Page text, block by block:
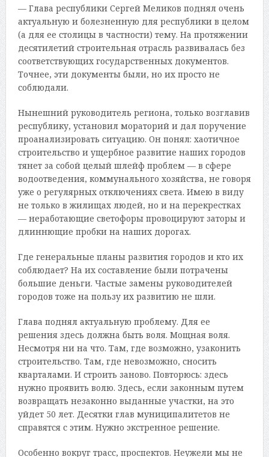
— Глава республики Сергей Меликов поднял очень
актуальную и болезненную для республики в целом
(а для ее столицы в частности) тему. На протяжении
десятилетий строительная отрасль развивалась без
соответствующих государственных документов.
Точнее, эти документы были, но их просто не
соблюдали.
Нынешний руководитель региона, только возглавив
республику, установил мораторий и дал поручение
проанализировать ситуацию. Он понял: хаотичное
строительство и ущербное развитие наших городов
тянет за собой целый шлейф проблем — в сфере
водоотведения, коммунального хозяйства, не говоря
уже о регулярных отключениях света. Имею в виду
не только в жилищах людей, но и на перекрестках
— неработающие светофоры провоцируют заторы и
длиннющие пробки на наших дорогах.
Где генеральные планы развития городов и кто их
соблюдает? На их составление были потрачены
большие деньги. Частые замены руководителей
городов тоже на пользу их развитию не шли.
Глава поднял актуальную проблему. Для ее
решения здесь должна быть воля. Мощная воля.
Несмотря ни на что. Там, где возможно, узаконить
строительство. Там, где невозможно, сносить
кварталами. И строить заново. Повторюсь: здесь
нужно проявить волю. Здесь, если законным путем
возвращать незаконно выданные участки, на это
уйдет 50 лет. Десятки глав муниципалитетов не
справятся с этим. Нужно экстренное решение.
Особенно вокруг трасс, проспектов. Неужели мы не